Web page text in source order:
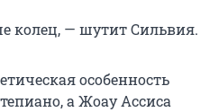
колец, — шутит Сильвия.
особенность
а Жоау Ассиса